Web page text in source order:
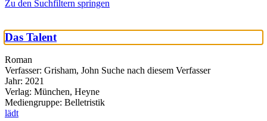
Zu den Suchfiltern springen
Das Talent
Roman
Verfasser: Grisham, John Suche nach diesem Verfasser
Jahr: 2021
Verlag: München, Heyne
Mediengruppe: Belletristik
lädt